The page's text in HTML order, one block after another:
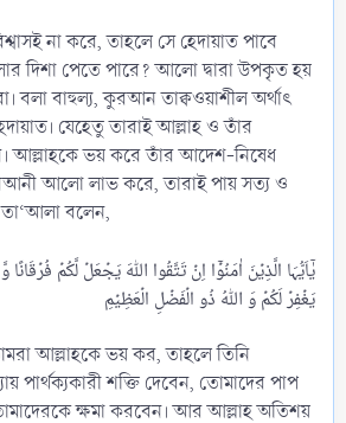
না করে, তাহলে সে হেদায়াত পাবে
দিশা পেতে পারে? আলো দ্বারা উপকৃত হয়
বলা বাহুল্য, কুরআন তাক্বওয়াশীল অর্থাৎ
যেহেতু তারাই আল্লাহ ও তাঁর
আল্লাহকে ভয় করে তাঁর আদেশ-নিষেধ
আলো লাভ করে, তারাই পায় সত্য ও
তা‘আলা বলেন,
یٰۤاَیُّہَا الَّذِیۡنَ اٰمَنُوۡۤا اِنۡ تَتَّقُوا اللّٰہَ یَجۡعَلۡ لَّکُمۡ
আল্লাহকে ভয় কর, তাহলে তিনি
পার্থক্যকারী শক্তি দেবেন, তোমাদের পাপ
ক্ষমা করবেন। আর আল্লাহ অতিশয়